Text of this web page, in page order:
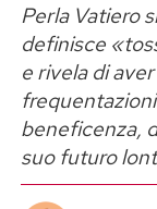
Perla Vatiero
definisce
e rivela di
beneficenza,
suo futuro